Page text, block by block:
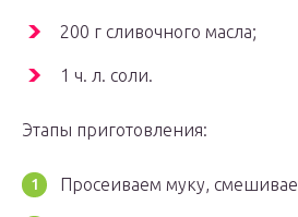
200 г сливочного масла;
1 ч. л. соли.
Этапы приготовления:
Просеиваем муку,